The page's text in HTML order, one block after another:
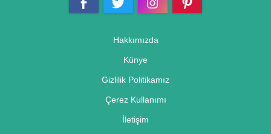
Hakkımızda
Künye
Gizlilik Politikamız
Çerez Kullanımı
İletişim